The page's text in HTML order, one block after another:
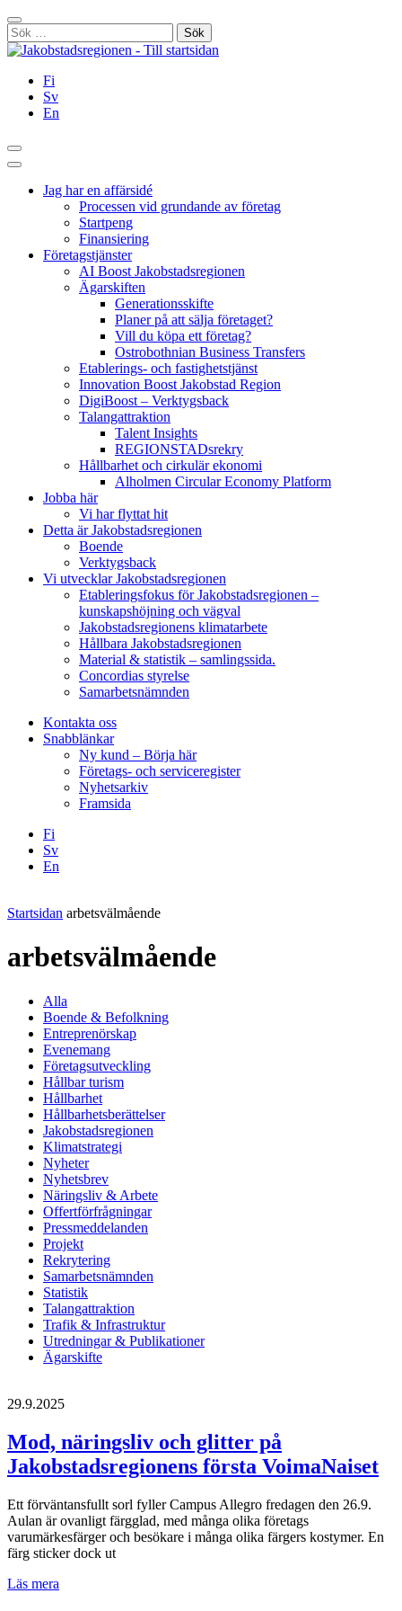
Hoppa
till
innehållet
Stäng
Sök
efter:
Fi
Sv
En
Sök
Huvudmeny
Jag har en affärsidé
Processen vid grundande av företag
Startpeng
Finansiering
Företagstjänster
AI Boost Jakobstadsregionen
Ägarskiften
Generationsskifte
Planer på att sälja företaget?
Vill du köpa ett företag?
Ostrobothnian Business Transfers
Etablerings- och fastighetstjänst
Innovation Boost Jakobstad Region
DigiBoost – Verktygsback
Talangattraktion
Talent Insights
REGIONSTADsrekry
Hållbarhet och cirkulär ekonomi
Alholmen Circular Economy Platform
Jobba här
Vi har flyttat hit
Detta är Jakobstadsregionen
Boende
Verktygsback
Vi utvecklar Jakobstadsregionen
Etableringsfokus för Jakobstadsregionen –
kunskapshöjning och vägval
Jakobstadsregionens klimatarbete
Hållbara Jakobstadsregionen
Material & statistik – samlingssida.
Concordias styrelse
Samarbetsnämnden
Kontakta oss
Snabblänkar
Ny kund – Börja här
Företags- och serviceregister
Nyhetsarkiv
Framsida
Fi
Sv
En
Startsidan arbetsvälmående
arbetsvälmående
Alla
Boende & Befolkning
Entreprenörskap
Evenemang
Företagsutveckling
Hållbar turism
Hållbarhet
Hållbarhetsberättelser
Jakobstadsregionen
Klimatstrategi
Nyheter
Nyhetsbrev
Näringsliv & Arbete
Offertförfrågningar
Pressmeddelanden
Projekt
Rekrytering
Samarbetsnämnden
Statistik
Talangattraktion
Trafik & Infrastruktur
Utredningar & Publikationer
Ägarskifte
29.9.2025
Mod, näringsliv och glitter på
Jakobstadsregionens första VoimaNaiset
Ett förväntansfullt sorl fyller Campus Allegro fredagen den 26.9.
Aulan är ovanligt färgglad, med många olika företags
varumärkesfärger och besökare i många olika färgers kostymer. En
färg sticker dock ut
Läs mera